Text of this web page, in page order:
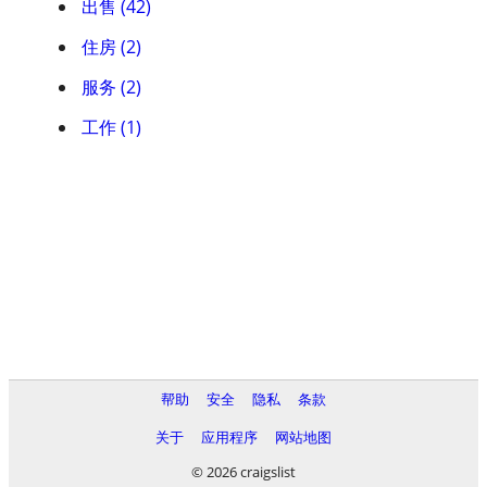
出售 (42)
住房 (2)
服务 (2)
工作 (1)
帮助 安全 隐私
条款
关于
应用程序
网站地图
© 2026 craigslist